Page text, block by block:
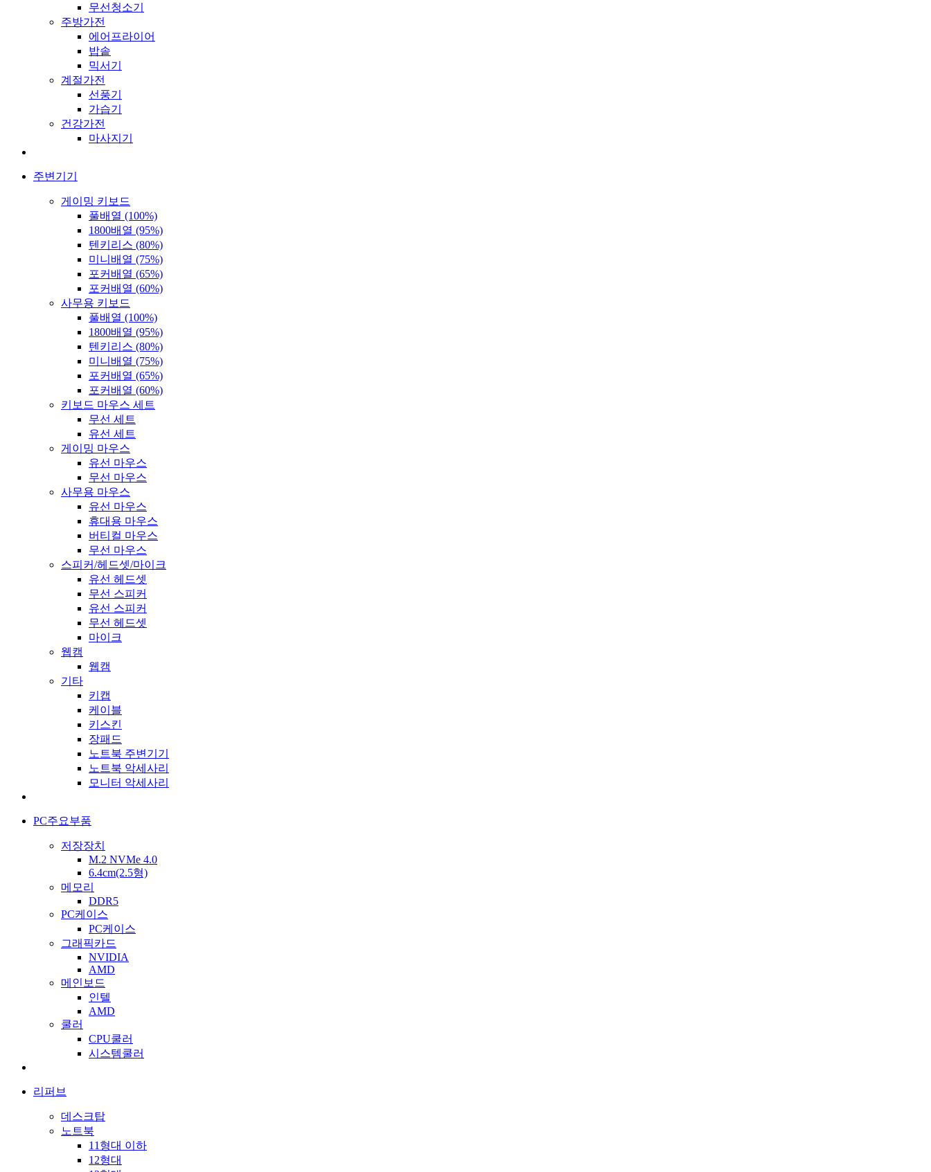
무선청소기
주방가전
에어프라이어
밥솥
믹서기
계절가전
선풍기
가습기
건강가전
마사지기
주변기기
게이밍 키보드
풀배열 (100%)
1800배열 (95%)
텐키리스 (80%)
미니배열 (75%)
포커배열 (65%)
포커배열 (60%)
사무용 키보드
풀배열 (100%)
1800배열 (95%)
텐키리스 (80%)
미니배열 (75%)
포커배열 (65%)
포커배열 (60%)
키보드 마우스 세트
무선 세트
유선 세트
게이밍 마우스
유선 마우스
무선 마우스
사무용 마우스
유선 마우스
휴대용 마우스
버티컬 마우스
무선 마우스
스피커/헤드셋/마이크
유선 헤드셋
무선 스피커
유선 스피커
무선 헤드셋
마이크
웹캠
웹캠
기타
키캡
케이블
키스킨
장패드
노트북 주변기기
노트북 악세사리
모니터 악세사리
PC주요부품
저장장치
M.2 NVMe 4.0
6.4cm(2.5형)
메모리
DDR5
PC케이스
PC케이스
그래픽카드
NVIDIA
AMD
메인보드
인텔
AMD
쿨러
CPU쿨러
시스템쿨러
리퍼브
데스크탑
노트북
11형대 이하
12형대